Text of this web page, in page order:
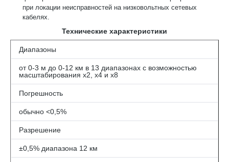
при локации неисправностей на низковольтных сетевых
кабелях.
Технические характеристики
Диапазоны
от 0-3 м до 0-12 км в 13 диапазонах с возможностью
масштабирования х2, х4 и х8
Погрешность
обычно <0,5%
Разрешение
±0,5% диапазона 12 км